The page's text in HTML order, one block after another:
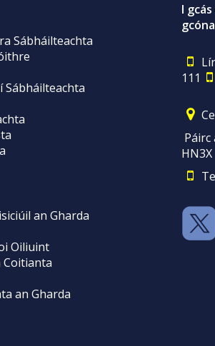
Sábháilteachta
Sábháilteachta
an Gharda
Oiliuint
Coitianta
an Gharda
I
111
Páirc
HN3X